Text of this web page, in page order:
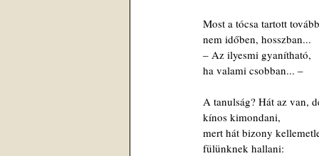
Most a tócsa tartott
nem időben, hosszban...
– Az ilyesmi gyanítható,
ha valami csobban... –
A tanulság? Hát az van,
kínos kimondani,
mert hát bizony
fülünknek hallani: